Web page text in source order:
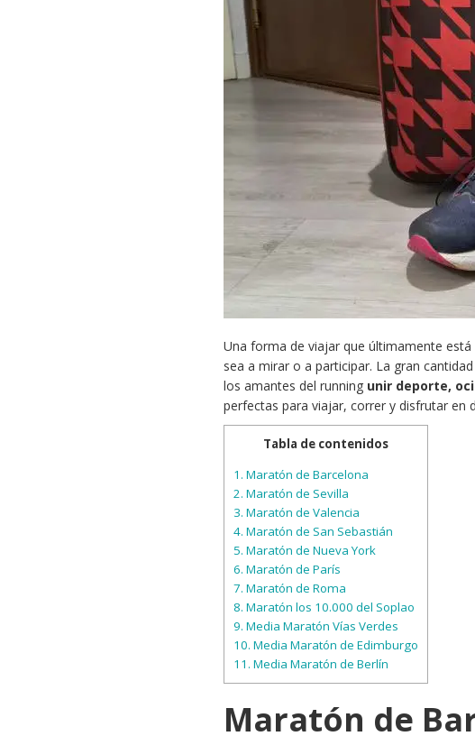
Una forma de viajar que últimamente está
sea a mirar o a participar. La gran
los amantes del running unir deporte,
perfectas para viajar, correr y disfrutar en
Tabla de contenidos
1. Maratón de Barcelona
2. Maratón de Sevilla
3. Maratón de Valencia
4. Maratón de San Sebastián
5. Maratón de Nueva York
6. Maratón de París
7. Maratón de Roma
8. Maratón los 10.000 del Soplao
9. Media Maratón Vías Verdes
10. Media Maratón de Edimburgo
11. Media Maratón de Berlín
Maratón de